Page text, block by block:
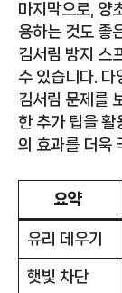
마지막으로, 양
용하는 것도 좋
김서림 방지 스
수 있습니다. 다
김서림 문제를
한 추가 팁을 활
의 효과를 더욱
요약
유리 데우기
햇빛 차단